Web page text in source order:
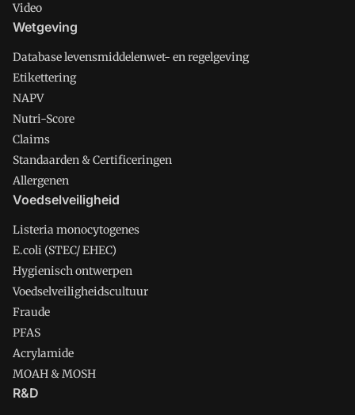
Video
Wetgeving
Database levensmiddelenwet- en regelgeving
Etikettering
NAPV
Nutri-Score
Claims
Standaarden & Certificeringen
Allergenen
Voedselveiligheid
Listeria monocytogenes
E.coli (STEC/ EHEC)
Hygienisch ontwerpen
Voedselveiligheidscultuur
Fraude
PFAS
Acrylamide
MOAH & MOSH
R&D